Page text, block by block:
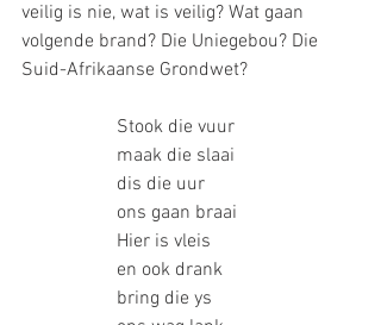
veilig is nie, wat is veilig? Wat gaan
volgende brand? Die Uniegebou? Die
Suid-Afrikaanse Grondwet?
		Stook die vuur
		maak die slaai
		dis die uur
		ons gaan braai
		Hier is vleis
		en ook drank
		bring die ys